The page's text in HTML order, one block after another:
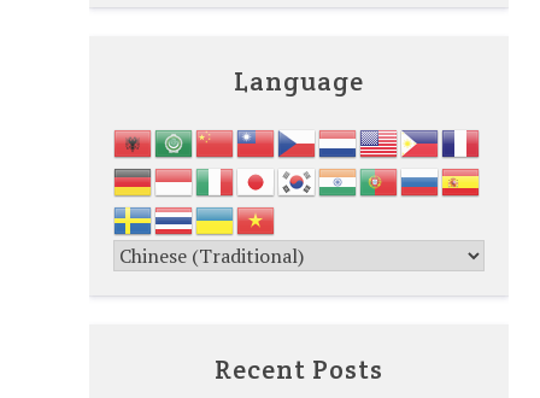
Language
Recent Posts